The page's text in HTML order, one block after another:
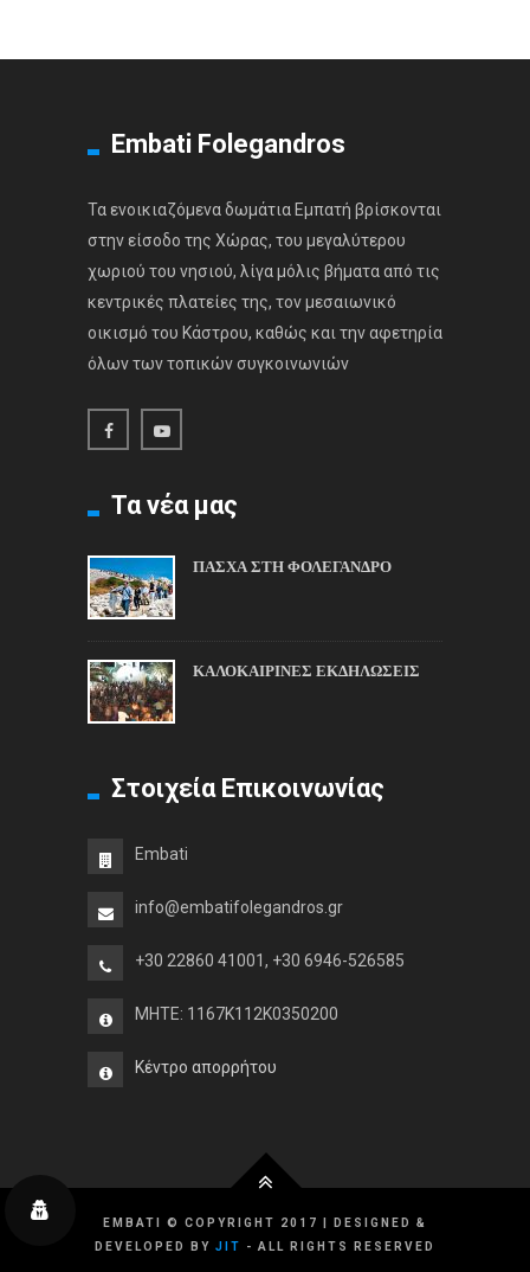
Embati Folegandros
Τα ενοικιαζόμενα δωμάτια Εμπατή βρίσκονται
στην είσοδο της Χώρας, του μεγαλύτερου
χωριού του νησιού, λίγα μόλις βήματα από τις
κεντρικές πλατείες της, τον μεσαιωνικό
οικισμό του Κάστρου, καθώς και την αφετηρία
όλων των τοπικών συγκοινωνιών
Τα νέα μας
ΠΑΣΧΑ ΣΤΗ ΦΟΛΕΓΑΝΔΡΟ
ΚΑΛΟΚΑΙΡΙΝΕΣ ΕΚΔΗΛΩΣΕΙΣ
Στοιχεία Επικοινωνίας
Embati
info@embatifolegandros.gr
+30 22860 41001, +30 6946-526585
MHTE: 1167K112K0350200
Κέντρο απορρήτου
EMBATI © COPYRIGHT 2017 | DESIGNED &
DEVELOPED BY JIT - ALL RIGHTS RESERVED